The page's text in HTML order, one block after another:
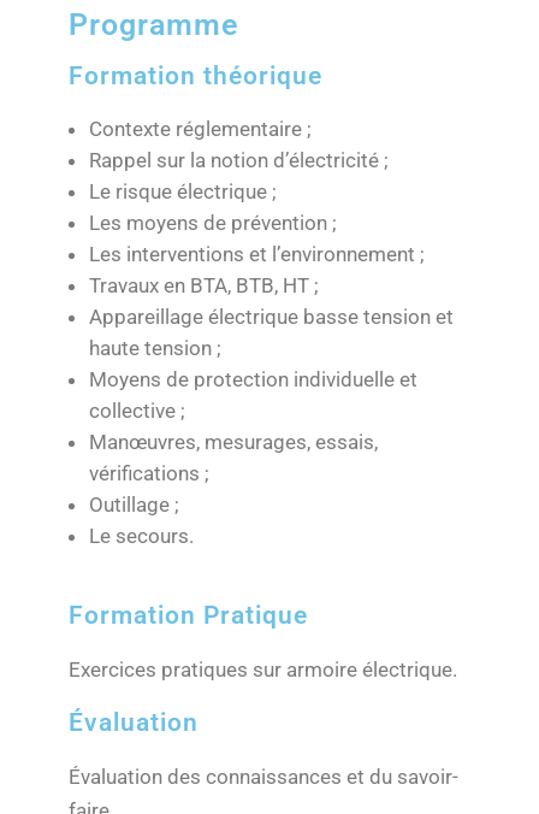
Programme
Formation théorique
Contexte réglementaire ;
Rappel sur la notion d’électricité ;
Le risque électrique ;
Les moyens de prévention ;
Les interventions et l’environnement ;
Travaux en BTA, BTB, HT ;
Appareillage électrique basse tension et
haute tension ;
Moyens de protection individuelle et
collective ;
Manœuvres, mesurages, essais,
vérifications ;
Outillage ;
Le secours.
Formation Pratique
Exercices pratiques sur armoire électrique.
Évaluation
Évaluation des connaissances et du savoir-